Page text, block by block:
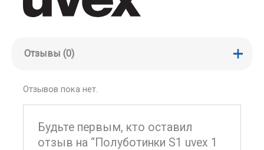
Отзывы (0)
Отзывов пока нет.
Будьте первым, кто оставил
отзыв на “Полуботинки S1 uvex 1